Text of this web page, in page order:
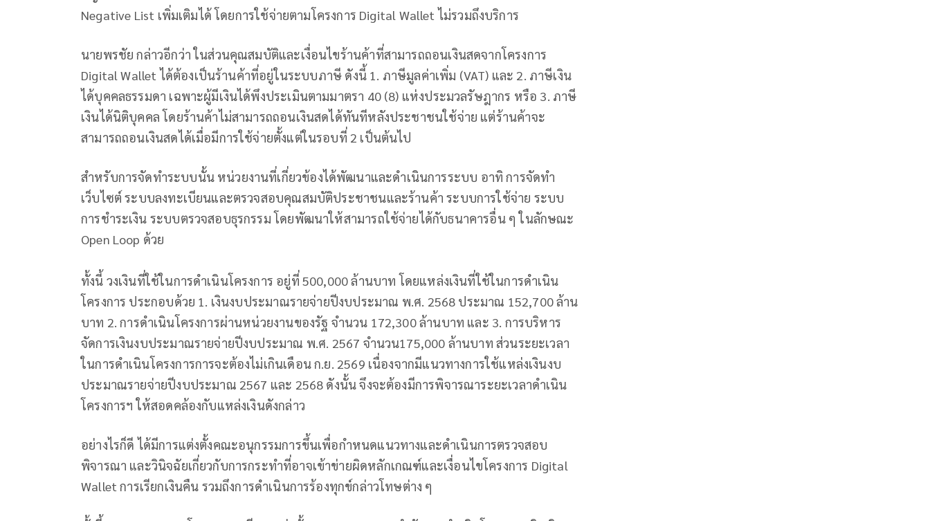
Negative List เพิ่มเติมได้ โดยการใช้จ่ายตามโครงการ Digital Wallet ไม่รวมถึงบริการ
นายพรชัย กล่าวอีกว่า ในส่วนคุณสมบัติและเงื่อนไขร้านค้าที่สามารถถอนเงินสดจากโครงการ
Digital Wallet ได้ต้องเป็นร้านค้าที่อยู่ในระบบภาษี ดังนี้ 1. ภาษีมูลค่าเพิ่ม (VAT) และ 2. ภาษีเงิน
ได้บุคคลธรรมดา เฉพาะผู้มีเงินได้พึงประเมินตามมาตรา 40 (8) แห่งประมวลรัษฎากร หรือ 3. ภาษี
เงินได้นิติบุคคล โดยร้านค้าไม่สามารถถอนเงินสดได้ทันทีหลังประชาชนใช้จ่าย แต่ร้านค้าจะ
สามารถถอนเงินสดได้เมื่อมีการใช้จ่ายตั้งแต่ในรอบที่ 2 เป็นต้นไป
สำหรับการจัดทำระบบนั้น หน่วยงานที่เกี่ยวข้องได้พัฒนาและดำเนินการระบบ อาทิ การจัดทำ
เว็บไซต์ ระบบลงทะเบียนและตรวจสอบคุณสมบัติประชาชนและร้านค้า ระบบการใช้จ่าย ระบบ
การชำระเงิน ระบบตรวจสอบธุรกรรม โดยพัฒนาให้สามารถใช้จ่ายได้กับธนาคารอื่น ๆ ในลักษณะ
Open Loop ด้วย
ทั้งนี้ วงเงินที่ใช้ในการดำเนินโครงการ อยู่ที่ 500,000 ล้านบาท โดยแหล่งเงินที่ใช้ในการดำเนิน
โครงการ ประกอบด้วย 1. เงินงบประมาณรายจ่ายปีงบประมาณ พ.ศ. 2568 ประมาณ 152,700 ล้าน
บาท 2. การดำเนินโครงการผ่านหน่วยงานของรัฐ จำนวน 172,300 ล้านบาท และ 3. การบริหาร
จัดการเงินงบประมาณรายจ่ายปีงบประมาณ พ.ศ. 2567 จำนวน175,000 ล้านบาท ส่วนระยะเวลา
ในการดำเนินโครงการการจะต้องไม่เกินเดือน ก.ย. 2569 เนื่องจากมีแนวทางการใช้แหล่งเงินงบ
ประมาณรายจ่ายปีงบประมาณ 2567 และ 2568 ดังนั้น จึงจะต้องมีการพิจารณาระยะเวลาดำเนิน
โครงการฯ ให้สอดคล้องกับแหล่งเงินดังกล่าว
อย่างไรก็ดี ได้มีการแต่งตั้งคณะอนุกรรมการขึ้นเพื่อกำหนดแนวทางและดำเนินการตรวจสอบ
พิจารณา และวินิจฉัยเกี่ยวกับการกระทำที่อาจเข้าข่ายผิดหลักเกณฑ์และเงื่อนไขโครงการ Digital
Wallet การเรียกเงินคืน รวมถึงการดำเนินการร้องทุกข์กล่าวโทษต่าง ๆ